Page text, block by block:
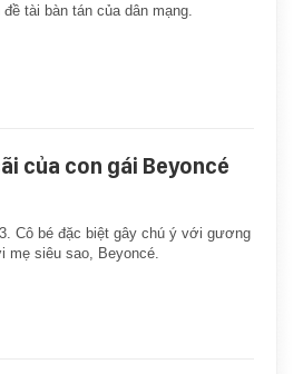
đề tài bàn tán của dân mạng.
của con gái Beyoncé
Cô bé đặc biệt gây chú ý với gương
siêu sao, Beyoncé.